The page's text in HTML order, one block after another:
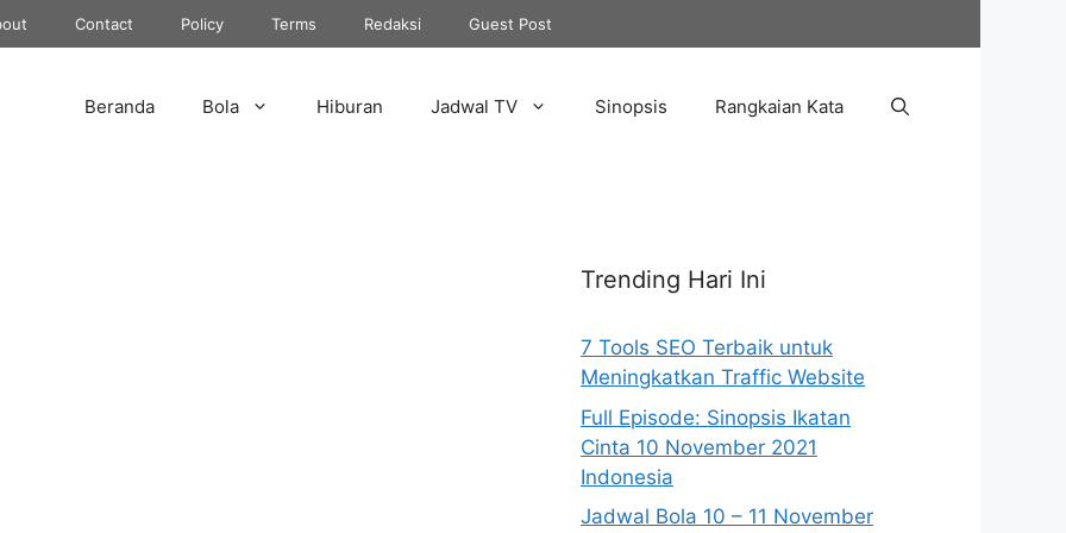
Contact Policy Terms Redaksi Guest Post
Beranda Bola Hiburan Jadwal TV Sinopsis Rangkaian Kata
Trending Hari Ini
7 Tools SEO Terbaik untuk
Meningkatkan Traffic Website
Full Episode: Sinopsis Ikatan
Cinta 10 November 2021
Indonesia
Jadwal Bola 10 – 11 November